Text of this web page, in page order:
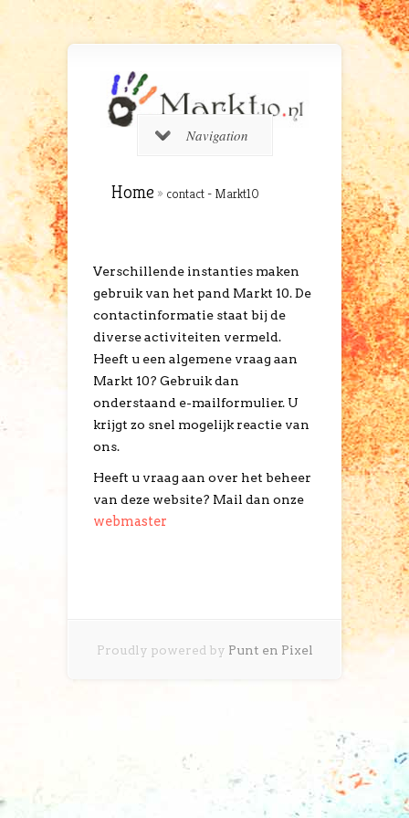
Navigation
Home » contact - Markt10
Verschillende instanties maken
gebruik van het pand Markt 10. De
contactinformatie staat bij de
diverse activiteiten vermeld.
Heeft u een algemene vraag aan
Markt 10? Gebruik dan
onderstaand e-mailformulier. U
krijgt zo snel mogelijk reactie van
ons.
Heeft u vraag aan over het beheer
van deze website? Mail dan onze
webmaster
Proudly powered by Punt en Pixel